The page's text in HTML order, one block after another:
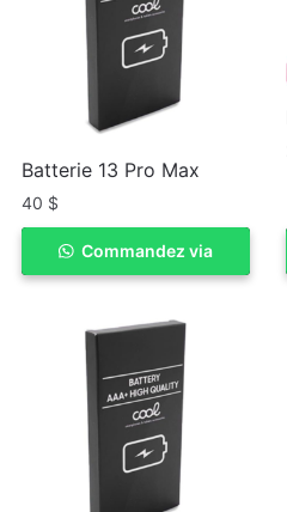
Batterie 13 Pro Max
40 $
ACHETER
Commandez via